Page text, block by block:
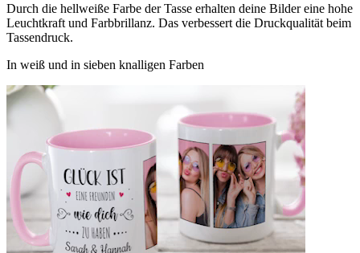
Durch die hellweiße Farbe der Tasse erhalten deine Bilder eine hohe
Leuchtkraft und Farbbrillanz. Das verbessert die Druckqualität beim
Tassendruck.
In weiß und in sieben knalligen Farben